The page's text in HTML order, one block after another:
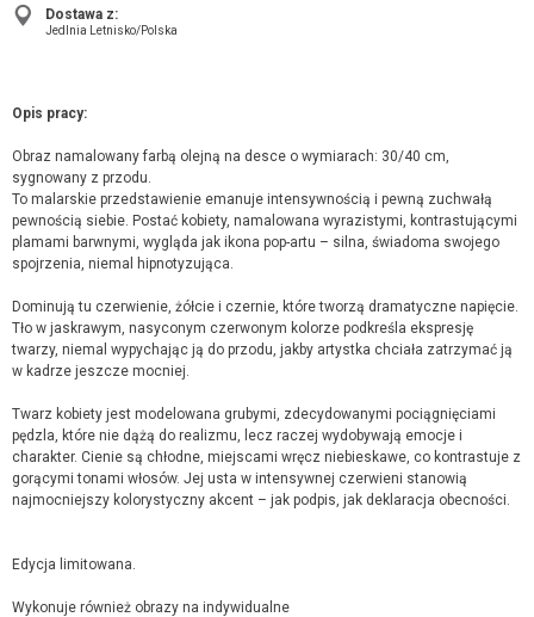
Dostawa z:
Jedlnia Letnisko/Polska
Opis pracy:
Obraz namalowany farbą olejną na desce o wymiarach: 30/40 cm,
sygnowany z przodu.
To malarskie przedstawienie emanuje intensywnością i pewną zuchwałą
pewnością siebie. Postać kobiety, namalowana wyrazistymi, kontrastującymi
plamami barwnymi, wygląda jak ikona pop-artu – silna, świadoma swojego
spojrzenia, niemal hipnotyzująca.
Dominują tu czerwienie, żółcie i czernie, które tworzą dramatyczne napięcie.
Tło w jaskrawym, nasyconym czerwonym kolorze podkreśla ekspresję
twarzy, niemal wypychając ją do przodu, jakby artystka chciała zatrzymać ją
w kadrze jeszcze mocniej.
Twarz kobiety jest modelowana grubymi, zdecydowanymi pociągnięciami
pędzla, które nie dążą do realizmu, lecz raczej wydobywają emocje i
charakter. Cienie są chłodne, miejscami wręcz niebieskawe, co kontrastuje z
gorącymi tonami włosów. Jej usta w intensywnej czerwieni stanowią
najmocniejszy kolorystyczny akcent – jak podpis, jak deklaracja obecności.
Edycja limitowana.
Wykonuje również obrazy na indywidualne